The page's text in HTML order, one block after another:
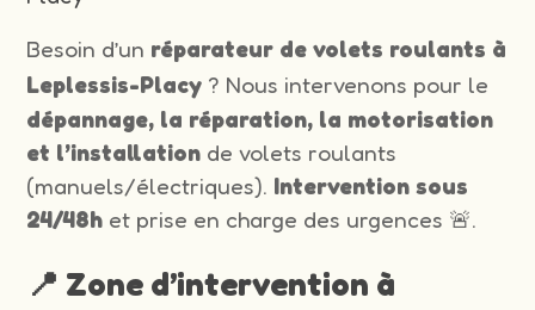
Besoin d’un réparateur de volets roulants à
Leplessis-Placy ? Nous intervenons pour le
dépannage, la réparation, la motorisation
et l’installation de volets roulants
(manuels/électriques). Intervention sous
24/48h et prise en charge des urgences 🚨.
📍 Zone d’intervention à